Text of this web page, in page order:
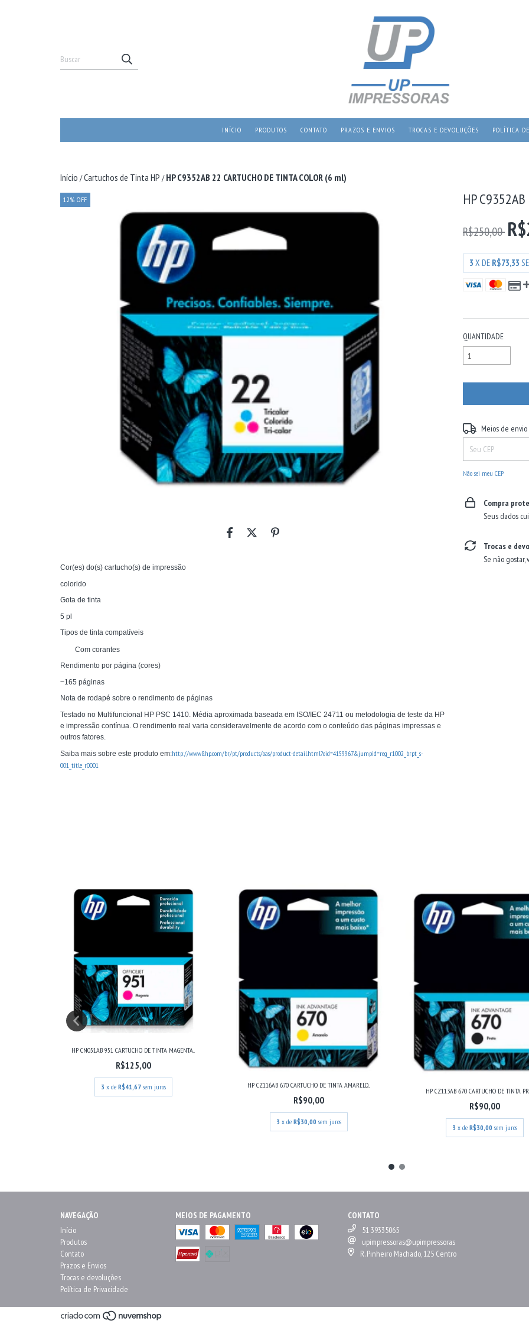
INÍCIO PRODUTOS CONTATO PRAZOS E ENVIOS TROCAS E DEVOLUÇÕES POLÍTICA
Início /Cartuchos de Tinta HP / HP C9352AB 22 CARTUCHO DE TINTA COLOR (6 ml)
12% OFF
Cor(es) do(s) cartucho(s) de impressão
colorido
Gota de tinta
5 pl
Tipos de tinta compatíveis
Com corantes
Rendimento por página (cores)
~165 páginas
Nota de rodapé sobre o rendimento de páginas
Testado no Multifuncional HP PSC 1410. Média aproximada baseada em ISO/IEC 24711 ou metodologia de teste da HP
e impressão contínua. O rendimento real varia consideravelmente de acordo com o conteúdo das páginas impressas e
outros fatores.
Saiba mais sobre este produto em:http://www8.hp.com/br/pt/products/oas/product-detail.html?oid=4159967&jumpid=reg_r1002_brpt_s-
001_title_r0001
HP
R$250,00
3 X DE R$73,33
QUANTIDADE
Entregas para o CEP:
Meios de envio
Não sei meu CEP
Compra
Seus dados
Trocas e
Se não gostar,
HP CN051AB 951 CARTUCHO DE TINTA MAGENTA...
R$125,00
3 x de R$41,67 sem juros HP CZ116AB 670 CARTUCHO DE TINTA AMARELO...
R$90,00
3 x deR$30,00 sem juros
HP CZ113AB 670 CARTUCHO DE TINTA
R$90,00
3 x de R$30,00 sem juros
NAVEGAÇÃO
Início
Produtos
Contato
Prazos e Envios
Trocas e devoluções
Política de Privacidade
MEIOS DE PAGAMENTO
CONTATO
51 39335065
upimpressoras@upimpressoras
R. Pinheiro Machado, 125 Centro